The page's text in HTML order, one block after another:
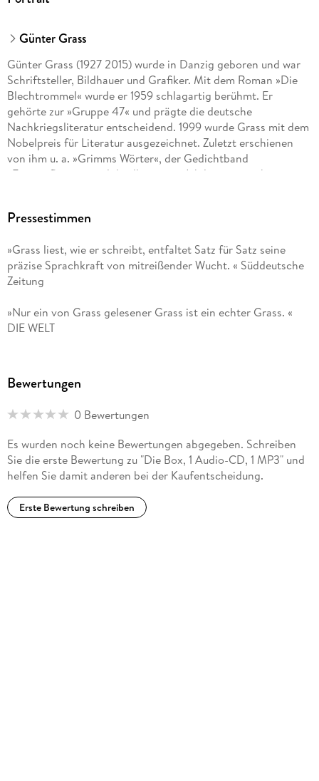
Günter Grass
Günter Grass (1927 2015) wurde in Danzig geboren und war
Schriftsteller, Bildhauer und Grafiker. Mit dem Roman »Die
Blechtrommel« wurde er 1959 schlagartig berühmt. Er
gehörte zur »Gruppe 47« und prägte die deutsche
Nachkriegsliteratur entscheidend. 1999 wurde Grass mit dem
Nobelpreis für Literatur ausgezeichnet. Zuletzt erschienen
von ihm u. a. »Grimms Wörter«, der Gedichtband
»Eintagsfliegen« und die illustrierte Jubiläumsausgabe seines
Pressestimmen
»Grass liest, wie er schreibt, entfaltet Satz für Satz seine
präzise Sprachkraft von mitreißender Wucht. « Süddeutsche
Zeitung
»Nur ein von Grass gelesener Grass ist ein echter Grass. «
DIE WELT
Bewertungen
0 Bewertungen
Es wurden noch keine Bewertungen abgegeben. Schreiben
Sie die erste Bewertung zu "Die Box, 1 Audio-CD, 1 MP3" und
helfen Sie damit anderen bei der Kaufentscheidung.
Erste Bewertung schreiben